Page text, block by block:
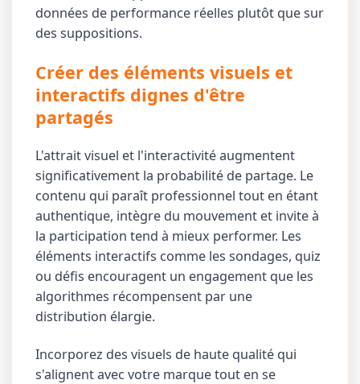
données de performance réelles plutôt que sur
des suppositions.
Créer des éléments visuels et
interactifs dignes d'être
partagés
L'attrait visuel et l'interactivité augmentent
significativement la probabilité de partage. Le
contenu qui paraît professionnel tout en étant
authentique, intègre du mouvement et invite à
la participation tend à mieux performer. Les
éléments interactifs comme les sondages, quiz
ou défis encouragent un engagement que les
algorithmes récompensent par une
distribution élargie.
Incorporez des visuels de haute qualité qui
s'alignent avec votre marque tout en se